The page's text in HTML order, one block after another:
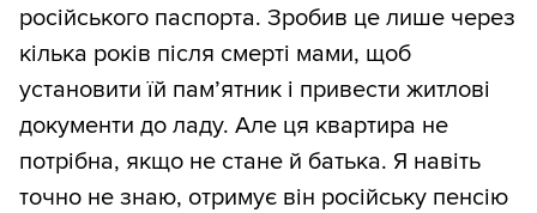
російського паспорта. Зробив це лише через
кілька років після смерті мами, щоб
установити їй пам’ятник і привести житлові
документи до ладу. Але ця квартира не
потрібна, якщо не стане й батька. Я навіть
точно не знаю, отримує він російську пенсію